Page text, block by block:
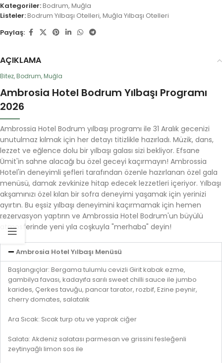
Kategoriler:Bodrum, Muğla
Listeler:Bodrum Yılbaşı Otelleri, Muğla Yılbaşı Otelleri
Paylaş:
AÇIKLAMA
Bitez, Bodrum, Muğla
Ambrosia Hotel Bodrum Yılbaşı Programı
2026
Ambrossia Hotel Bodrum yılbaşı programı ile 31 Aralık gecenizi
unutulmaz kılmak için her detayı titizlikle hazırladı. Müzik, dans,
lezzet ve eğlence dolu bir yılbaşı galası sizi bekliyor. Efsane
Ümit'in sahne alacağı bu özel geceyi kaçırmayın! Ambrossia
Hotel'in deneyimli şefleri tarafından özenle hazırlanan özel gala
menüsü, damak zevkinize hitap edecek lezzetleri içeriyor. Yılbaşı
akşamınızı özel kılan bir sofra deneyimi yaşamak için yerinizi
ayırtın. Bu eşsiz yılbaşı deneyimini kaçırmamak için hemen
rezervasyon yaptırın ve Ambrossia Hotel Bodrum'un büyülü
atmosferinde yeni yıla coşkuyla "merhaba" deyin!
Ambrosia Hotel Yılbaşı Menüsü
Başlangıçlar: Bergama tulumlu cevizli Girit kabak ezme,
gambilya favası, kadayıfa sarılı sweet chilli sauce ile jumbo
karides, Çerkes tavuğu, pancar tarator, rozbif, Ezine peynir,
cherry domates, salatalık
Ara Sıcak: Sıcak turp otu ve yaprak ciğer
Salata: Akdeniz salatası parmesan ve grissini fesleğenli
zeytinyağlı limon sos ile